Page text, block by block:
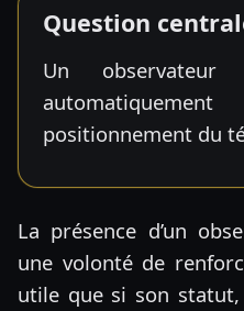
Question
Un observateur
positionnement du
La présence d’un
une volonté de
utile que si son